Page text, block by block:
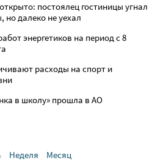
постоялец гостиницы угнал
далеко не уехал
энергетиков на период с 8
расходы на спорт и
в школу» прошла в АО
Неделя Месяц